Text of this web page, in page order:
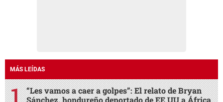
MÁS LEÍDAS
“Les vamos a caer a golpes”: El relato de Bryan
Sánchez, hondureño deportado de EE UU a África